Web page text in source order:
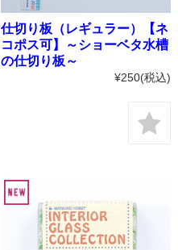
仕切り板（レギュラー）【ネ
コポス可】～ショーベタ水槽
の仕切り板～
¥250(税込)